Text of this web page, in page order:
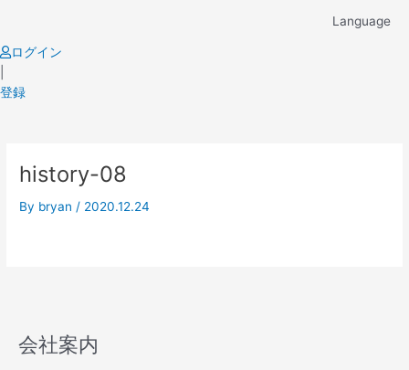
content
Language
ログイン
登録
history-08
By bryan / 2020.12.24
会社案内